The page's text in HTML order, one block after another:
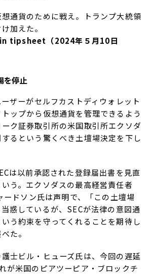
通貨のために戦え。トランプ大統領
加えた。
tipsheet（2024年５月10日
を停止
ザーがセルフカストディウォレット
ップから仮想通貨を管理できるよう
ク証券取引所の米国取引所エクソダ
るという驚くべき土壇場決定を下し
は以前承認された登録届出書を見直
う。エクソダスの最高経営責任者
ードソン氏は声明で、「この土壇場
惑しているが、SECが法律の意図通
う約束を守ってくれることを期待し
た。
士ビル・ヒューズ氏は、今回の遅延
が米国のピアツーピア・ブロックチ